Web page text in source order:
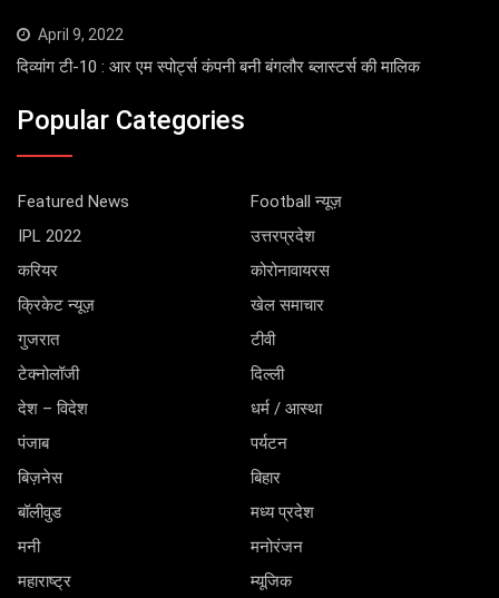
April 9, 2022
दिव्यांग टी-10 : आर एम स्पोर्ट्स कंपनी बनी बंगलौर ब्लास्टर्स की मालिक
Popular Categories
Featured News
Football न्यूज़
IPL 2022
उत्तरप्रदेश
करियर
कोरोनावायरस
क्रिकेट न्यूज़
खेल समाचार
गुजरात
टीवी
टेक्नोलॉजी
दिल्ली
देश – विदेश
धर्म / आस्था
पंजाब
पर्यटन
बिज़नेस
बिहार
बॉलीवुड
मध्य प्रदेश
मनी
मनोरंजन
महाराष्ट्र
म्यूजिक